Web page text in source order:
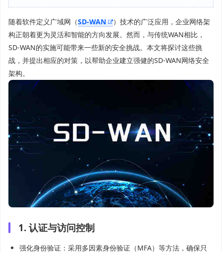
随着软件定义广域网（SD-WAN
）技术的广泛应用，企业网络架
构正朝着更为灵活和智能的方向发展。然而，与传统WAN相比，
SD-WAN的实施可能带来一些新的安全挑战。本文将探讨这些挑
战，并提出相应的对策，以帮助企业建立强健的SD-WAN网络安全
架构。
1. 认证与访问控制
强化身份验证：采用多因素身份验证（MFA）等方法，确保只